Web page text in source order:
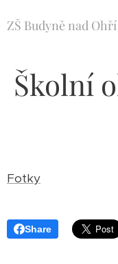
ZŠ Budyně nad Ohří
Školní
Fotky
Share